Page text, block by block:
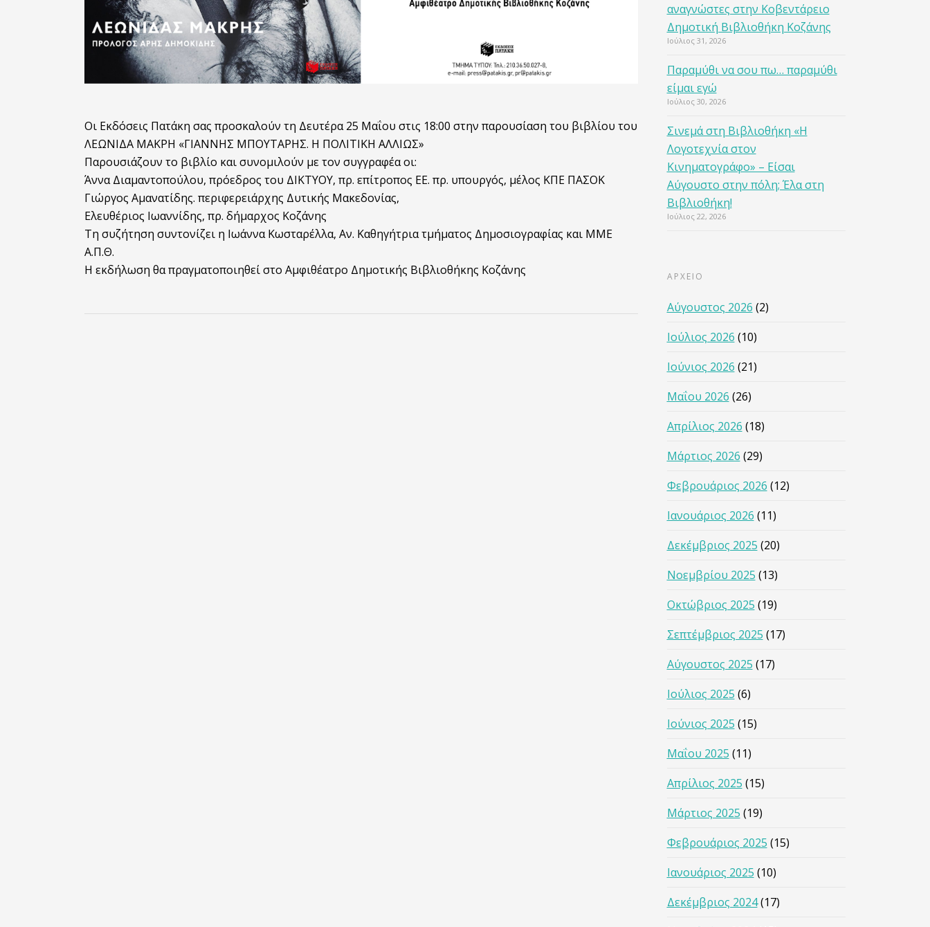
Οι Εκδόσεις Πατάκη σας προσκαλούν τη Δευτέρα 25 Μαΐου στις 18:00 στην παρουσίαση του βιβλίου του
ΛΕΩΝΙΔΑ ΜΑΚΡΗ «ΓΙΑΝΝΗΣ ΜΠΟΥΤΑΡΗΣ. Η ΠΟΛΙΤΙΚΗ ΑΛΛΙΩΣ»
Παρουσιάζουν το βιβλίο και συνομιλούν με τον συγγραφέα οι:
Άννα Διαμαντοπούλου, πρόεδρος του ΔΙΚΤΥΟΥ, πρ. επίτροπος ΕΕ. πρ. υπουργός, μέλος ΚΠΕ ΠΑΣΟΚ
Γιώργος Αμανατίδης. περιφερειάρχης Δυτικής Μακεδονίας,
Ελευθέριος Ιωαννίδης, πρ. δήμαρχος Κοζάνης
Τη συζήτηση συντονίζει η Ιωάννα Κωσταρέλλα, Αν. Καθηγήτρια τμήματος Δημοσιογραφίας και ΜΜΕ
Α.Π.Θ.
Η εκδήλωση θα πραγματοποιηθεί στο Αμφιθέατρο Δημοτικής Βιβλιοθήκης Κοζάνης
αναγνώστες στην Κοβεντάρειο
Δημοτική Βιβλιοθήκη Κοζάνης
Ιούλιος 31, 2026
Παραμύθι να σου πω… παραμύθι
είμαι εγώ
Ιούλιος 30, 2026
Σινεμά στη Βιβλιοθήκη «Η
Λογοτεχνία στον
Κινηματογράφο» – Είσαι
Αύγουστο στην πόλη; Έλα στη
Βιβλιοθήκη!
Ιούλιος 22, 2026
ΑΡΧΕΙΟ
Αύγουστος 2026 (2)
Ιούλιος 2026 (10)
Ιούνιος 2026 (21)
Μαΐου 2026 (26)
Απρίλιος 2026 (18)
Μάρτιος 2026 (29)
Φεβρουάριος 2026 (12)
Ιανουάριος 2026 (11)
Δεκέμβριος 2025 (20)
Νοεμβρίου 2025 (13)
Οκτώβριος 2025 (19)
Σεπτέμβριος 2025 (17)
Αύγουστος 2025 (17)
Ιούλιος 2025 (6)
Ιούνιος 2025 (15)
Μαΐου 2025 (11)
Απρίλιος 2025 (15)
Μάρτιος 2025 (19)
Φεβρουάριος 2025 (15)
Ιανουάριος 2025 (10)
Δεκέμβριος 2024(17)